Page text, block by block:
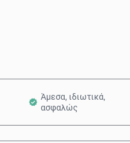
Άμεσα, ιδιωτικά,
ασφαλώς